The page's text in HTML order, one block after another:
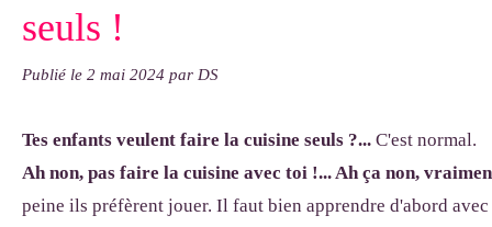
seuls !
Publié le 2 mai 2024 par DS
Tes enfants veulent faire la cuisine seuls ?... C'est normal.
Ah non, pas faire la cuisine avec toi !... Ah ça non,
peine ils préfèrent jouer. Il faut bien apprendre d'abord